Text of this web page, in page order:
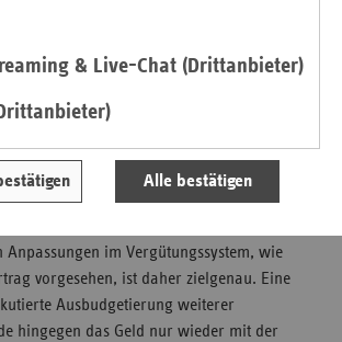
& Live-Chat (Drittanbieter)
Alle bestätigen
Grad der Überversorgung ausschließt.
Anteil an Privatpatienten als
um junge Ärzte schwer haben.
verstärkt, dass die erheblichen
der letzten Jahre allen Vertragsärzten
Ort ihrer Niederlassung –
Anpassungen im Vergütungssystem, wie
vorgesehen, ist daher zielgenau. Eine
Ausbudgetierung weiterer
hingegen das Geld nur wieder mit der